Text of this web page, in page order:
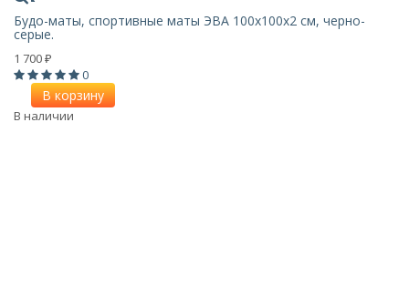
Будо-маты, спортивные маты ЭВА 100х100x2 см, черно-
серые.
1 700 ₽
0
В корзину
В наличии